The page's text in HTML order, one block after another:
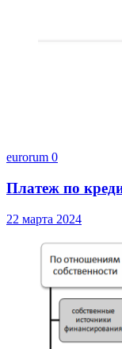
eurorum 0
Платеж по
22 марта 2024